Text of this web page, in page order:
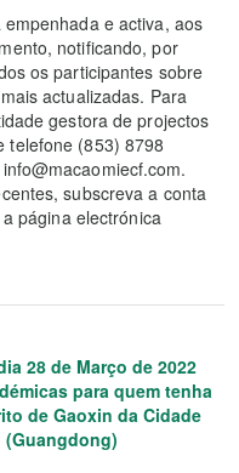
e activa, aos
notificando, por
os participantes sobre
actualizadas. Para
gestora de projectos
telefone (853) 8798
subscreva a conta
página electrónica
28 de Março de 2022
para quem tenha
de Gaoxin da Cidade
(Guangdong)